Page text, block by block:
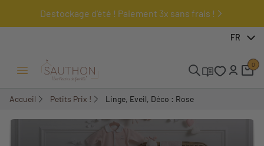
Destockage d'été ! Paiement 3x sans frais !
FR
Ouvrir/Fermer menu
0
Accueil Petits Prix ! Linge, Eveil, Déco : Rose